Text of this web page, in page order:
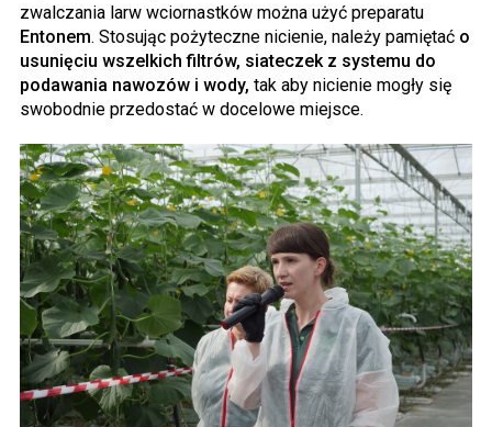
zwalczania larw wciornastków można użyć preparatu
Entonem. Stosując pożyteczne nicienie, należy pamiętać o
usunięciu wszelkich filtrów, siateczek z systemu do
podawania nawozów i wody, tak aby nicienie mogły się
swobodnie przedostać w docelowe miejsce.